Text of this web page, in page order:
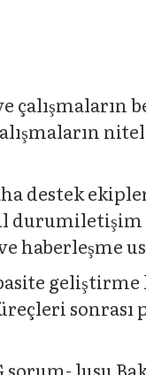
destek
haberleşme
sonrası
lusu